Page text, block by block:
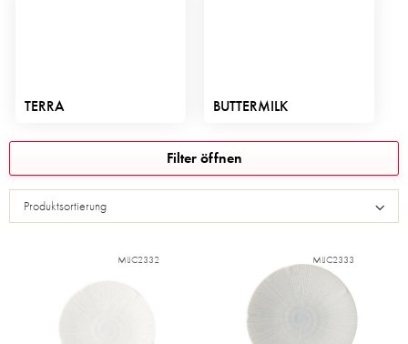
TERRA BUTTERMILK
Produktsortierung
Filter öffnen
L
i
s
e
MIJC2332 MIJC2333